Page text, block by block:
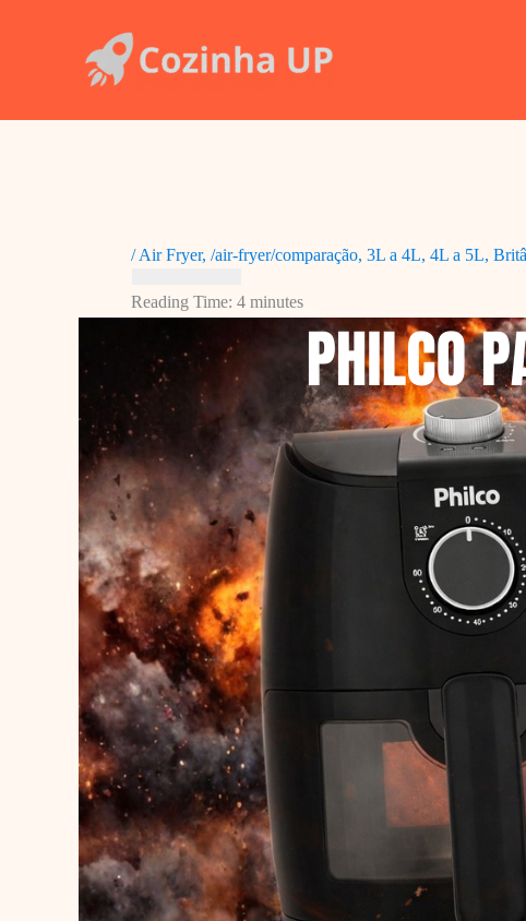
/Air Fryer, /air-fryer/comparação, 3L a 4L, 4L a 5L,
Reading Time: 4 minutes